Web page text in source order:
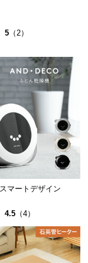
5 （2）
マートデザイン
4.5 （4）